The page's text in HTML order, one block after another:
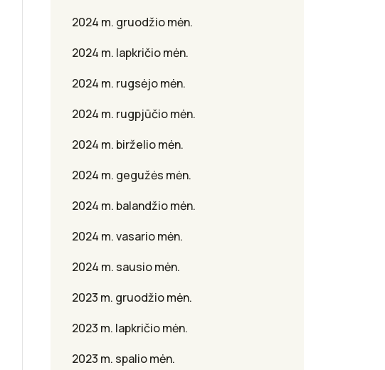
2024 m. gruodžio mėn.
2024 m. lapkričio mėn.
2024 m. rugsėjo mėn.
2024 m. rugpjūčio mėn.
2024 m. birželio mėn.
2024 m. gegužės mėn.
2024 m. balandžio mėn.
2024 m. vasario mėn.
2024 m. sausio mėn.
2023 m. gruodžio mėn.
2023 m. lapkričio mėn.
2023 m. spalio mėn.